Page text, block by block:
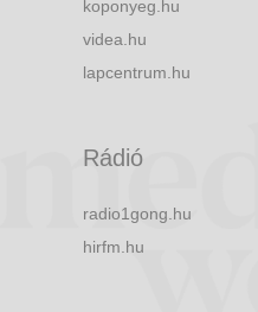
koponyeg.hu
videa.hu
lapcentrum.hu
Rádió
radio1gong.hu
hirfm.hu